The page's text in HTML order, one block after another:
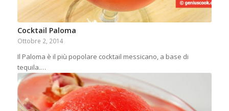
Cocktail Paloma
Ottobre 2, 2014
Il Paloma è il più popolare cocktail messicano, a base di
tequila.…